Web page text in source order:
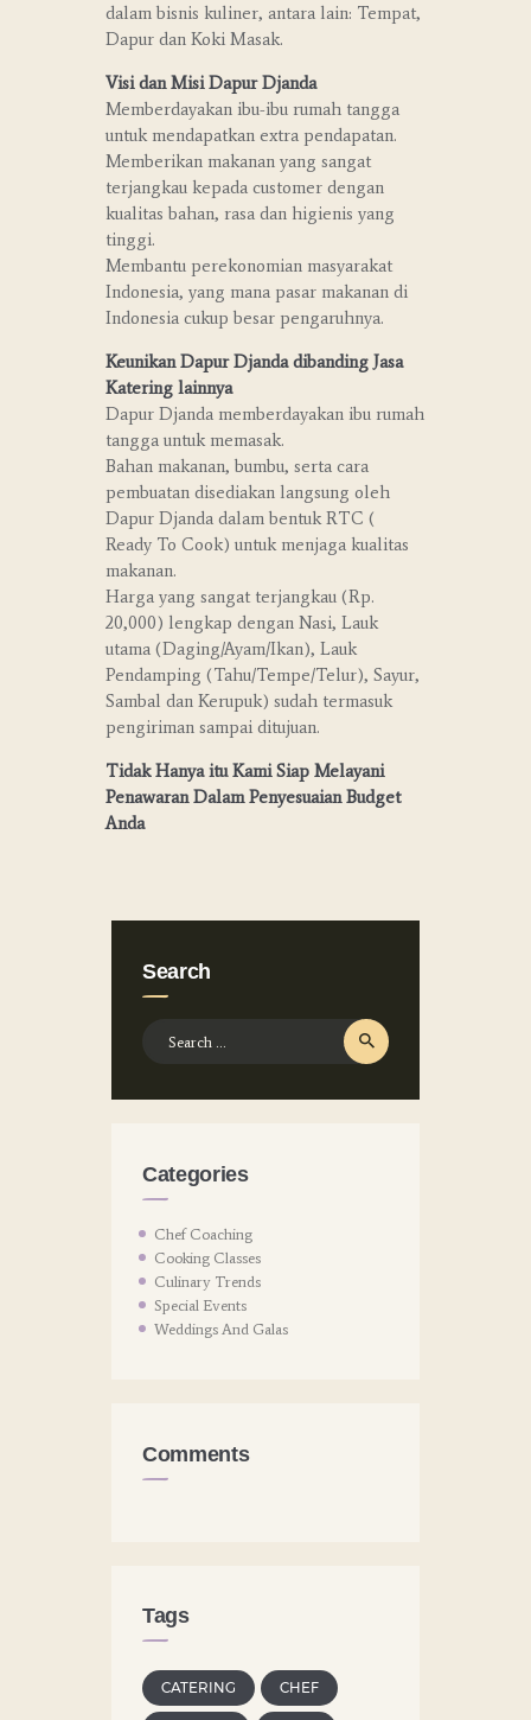
dalam bisnis kuliner, antara lain: Tempat,
Dapur dan Koki Masak.
Visi dan Misi Dapur Djanda
Memberdayakan ibu-ibu rumah tangga
untuk mendapatkan extra pendapatan.
Memberikan makanan yang sangat
terjangkau kepada customer dengan
kualitas bahan, rasa dan higienis yang
tinggi.
Membantu perekonomian masyarakat
Indonesia, yang mana pasar makanan di
Indonesia cukup besar pengaruhnya.
Keunikan Dapur Djanda dibanding Jasa
Katering lainnya
Dapur Djanda memberdayakan ibu rumah
tangga untuk memasak.
Bahan makanan, bumbu, serta cara
pembuatan disediakan langsung oleh
Dapur Djanda dalam bentuk RTC (
Ready To Cook) untuk menjaga kualitas
makanan.
Harga yang sangat terjangkau (Rp.
20,000) lengkap dengan Nasi, Lauk
utama (Daging/Ayam/Ikan), Lauk
Pendamping (Tahu/Tempe/Telur), Sayur,
Sambal dan Kerupuk) sudah termasuk
pengiriman sampai ditujuan.
Tidak Hanya itu Kami Siap Melayani
Penawaran Dalam Penyesuaian Budget
Anda
Search
Categories
Chef Coaching
Cooking Classes
Culinary Trends
Special Events
Weddings And Galas
Comments
Tags
CATERING CHEF